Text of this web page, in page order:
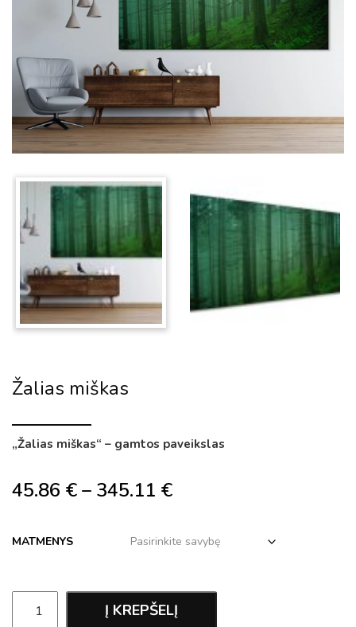
Žalias miškas
„Žalias miškas“ – gamtos paveikslas
45.86 €– 345.11 €
MATMENYS
Į KREPŠELĮ